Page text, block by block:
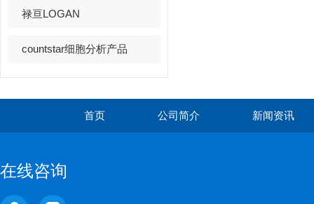
禄亘LOGAN
countstar细胞分析产品
首页 公司简介 新闻资讯
在线咨询